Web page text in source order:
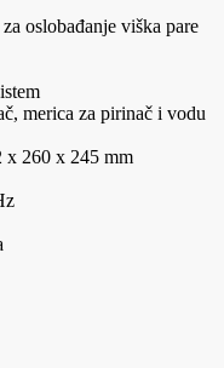
oslobađanje viška pare
merica za pirinač i vodu
x 260 x 245 mm